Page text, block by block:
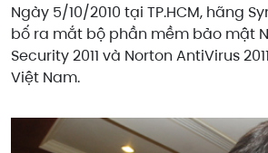
Ngày 5/10/2010 tại TP.HCM, hãng
bố ra mắt bộ phần mềm bảo mật
Security 2011 và Norton AntiVirus
Việt Nam.